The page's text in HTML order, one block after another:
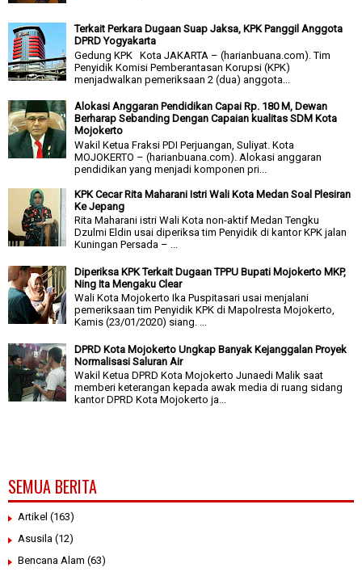
Terkait Perkara Dugaan Suap Jaksa, KPK Panggil Anggota
DPRD Yogyakarta
Gedung KPK Kota JAKARTA – (harianbuana.com). Tim
Penyidik Komisi Pemberantasan Korupsi (KPK)
menjadwalkan pemeriksaan 2 (dua) anggota...
Alokasi Anggaran Pendidikan Capai Rp. 180 M, Dewan
Berharap Sebanding Dengan Capaian kualitas SDM Kota
Mojokerto
Wakil Ketua Fraksi PDI Perjuangan, Suliyat. Kota
MOJOKERTO – (harianbuana.com). Alokasi anggaran
pendidikan yang menjadi komponen pri...
KPK Cecar Rita Maharani Istri Wali Kota Medan Soal Plesiran
Ke Jepang
Rita Maharani istri Wali Kota non-aktif Medan Tengku
Dzulmi Eldin usai diperiksa tim Penyidik di kantor KPK jalan
Kuningan Persada – ...
Diperiksa KPK Terkait Dugaan TPPU Bupati Mojokerto MKP,
Ning Ita Mengaku Clear
Wali Kota Mojokerto Ika Puspitasari usai menjalani
pemeriksaan tim Penyidik KPK di Mapolresta Mojokerto,
Kamis (23/01/2020) siang. ...
DPRD Kota Mojokerto Ungkap Banyak Kejanggalan Proyek
Normalisasi Saluran Air
Wakil Ketua DPRD Kota Mojokerto Junaedi Malik saat
memberi keterangan kepada awak media di ruang sidang
kantor DPRD Kota Mojokerto ja...
SEMUA BERITA
Artikel (163)
Asusila (12)
Bencana Alam (63)